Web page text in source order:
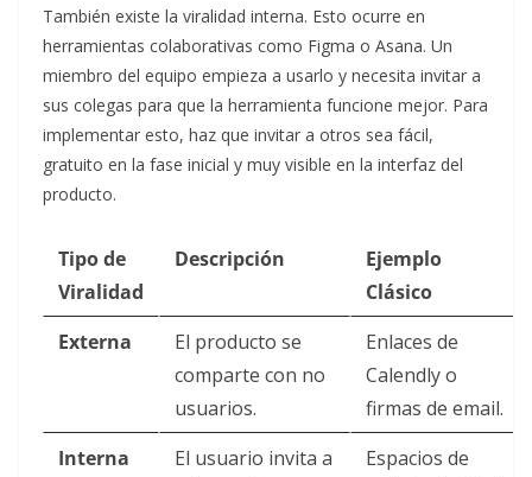
También existe la viralidad interna. Esto ocurre en
herramientas colaborativas como Figma o Asana. Un
miembro del equipo empieza a usarlo y necesita invitar a
sus colegas para que la herramienta funcione mejor. Para
implementar esto, haz que invitar a otros sea fácil,
gratuito en la fase inicial y muy visible en la interfaz del
producto.
Tipo de
Viralidad
Descripción
Ejemplo
Clásico
Externa
El producto se
comparte con no
usuarios.
Enlaces de
Calendly o
firmas de email.
Interna
El usuario invita a
Espacios de